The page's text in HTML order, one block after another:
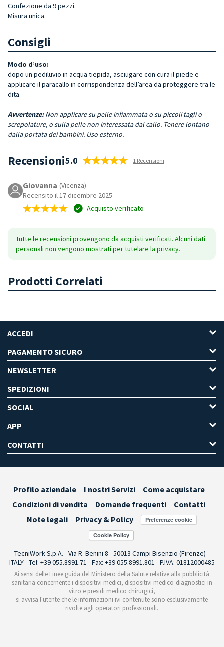
Confezione da 9 pezzi.
Misura unica.
Consigli
Modo d’uso:
dopo un pediluvio in acqua tiepida, asciugare con cura il piede e
applicare il paracallo in corrispondenza dell’area da proteggere tra le
dita.
Avvertenze: Non applicare su pelle infiammata o su piccoli tagli o
screpolature, o sulla pelle non interessata dal callo. Tenere lontano
dalla portata dei bambini. Uso esterno.
Recensioni5.0 1 Recensioni
Giovanna (Vicenza)
Recensito il 17 dicembre 2025
Acquisto verificato
Tutte le recensioni provengono da acquisti verificati. Alcuni dati
personali non vengono mostrati per tutelare la privacy.
Prodotti Correlati
ACCEDI
PAGAMENTO SICURO
NEWSLETTER
SPEDIZIONI
SOCIAL
APP
CONTATTI
Profilo aziendale I nostri Servizi
Come acquistare
Condizioni di vendita
Domande frequenti
Contatti
Note legali
Privacy & Policy Preferenze cookie
TecniWork S.p.A. - Via R. Benini 8 - 50013 Campi Bisenzio (Firenze) -
ITALY - Tel: +39 055.8991.71 - Fax: +39 055.8991.801 - P.IVA: 01812000485
Ai sensi delle Linee guida del Ministero della Salute relative alla pubblicità
sanitaria concernente i dispositivi medici, dispositivi medico-diagnostici in
vitro e presidi medico chirurgici,
si avvisa l'utente che le informazioni ivi contenute sono esclusivamente
rivolte agli operatori professionali.